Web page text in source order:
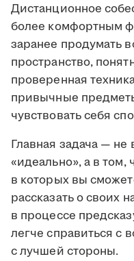
Дистанционное
более комфортным
заранее продумать
пространство,
проверенная
привычные
чувствовать себя
Главная задача — не
«идеально», а в том,
в которых вы
рассказать о своих
в процессе
легче справиться с
с лучшей стороны.